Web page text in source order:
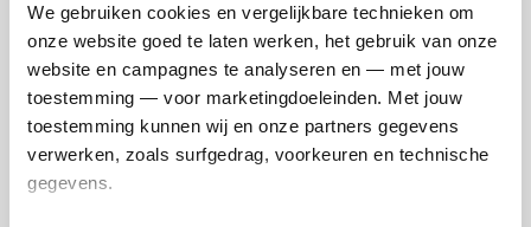
We gebruiken cookies en vergelijkbare technieken om
onze website goed te laten werken, het gebruik van onze
website en campagnes te analyseren en — met jouw
toestemming — voor marketingdoeleinden. Met jouw
toestemming kunnen wij en onze partners gegevens
verwerken, zoals surfgedrag, voorkeuren en technische
gegevens.
Rohan-Saeed's badges